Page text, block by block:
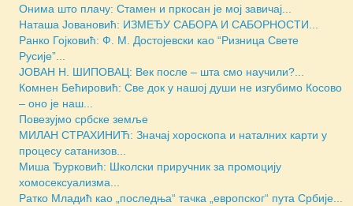
Онима што плачу: Стамен и пркосан је мој завичај...
Наташа Јовановић: ИЗМЕЂУ САБОРА И САБОРНОСТИ...
Ранко Гојковић: Ф. М. Достојевски као “Ризница Свете
Русије”...
ЈОВАН Н. ШИПОВАЦ: Век после – шта смо научили?...
Комнен Бећировић: Све док у нашој души не изгубимо Косово
– оно је наш...
Повезујмо србске земље
МИЛАН СТРАХИНИЋ: Значај хороскопа и наталних карти у
процесу сатанизов...
Миша Ђурковић: Школски приручник за промоцију
хомосексуализма...
Ратко Младић као „последња“ тачка „европског“ пута Србије...